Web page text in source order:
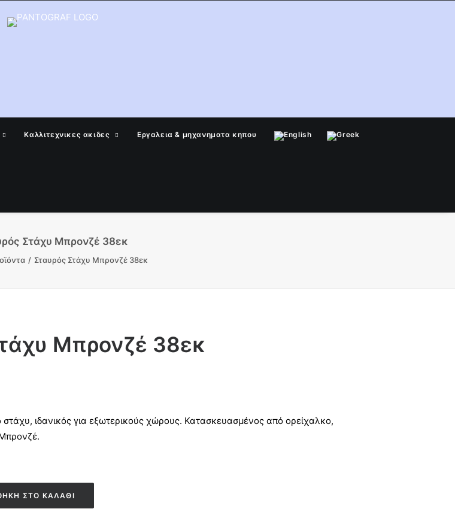
Καλλιτεχνικες ακιδες Εργαλεια & μηχανηματα κηπου
Στάχυ Μπρονζέ 38εκ
Σταυρός Στάχυ Μπρονζέ 38εκ
Μπρονζέ 38εκ
ιδανικός για εξωτερικούς χώρους. Κατασκευασμένος από ορείχαλκο,
ΣΤΟ ΚΑΛΆΘΙ